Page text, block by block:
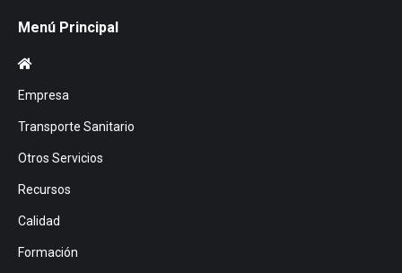
Menú Principal
Empresa
Transporte Sanitario
Otros Servicios
Recursos
Calidad
Formación